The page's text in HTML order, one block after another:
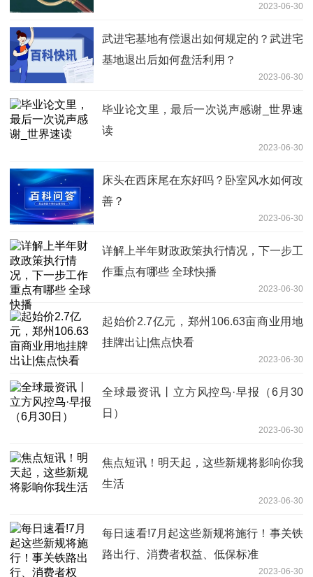
2023-06-30
武进宅基地有偿退出如何规定的？武进宅
基地退出后如何盘活利用？
2023-06-30
毕业论文里，最后一次说声感谢_世界速
读
2023-06-30
床头在西床尾在东好吗？卧室风水如何改
善？
2023-06-30
详解上半年财政政策执行情况，下一步工
作重点有哪些 全球快播
2023-06-30
起始价2.7亿元，郑州106.63亩商业用地
挂牌出让|焦点快看
2023-06-30
全球最资讯丨立方风控鸟·早报（6月30
日）
2023-06-30
焦点短讯！明天起，这些新规将影响你我
生活
2023-06-30
每日速看!7月起这些新规将施行！事关铁
路出行、消费者权益、低保标准
2023-06-30